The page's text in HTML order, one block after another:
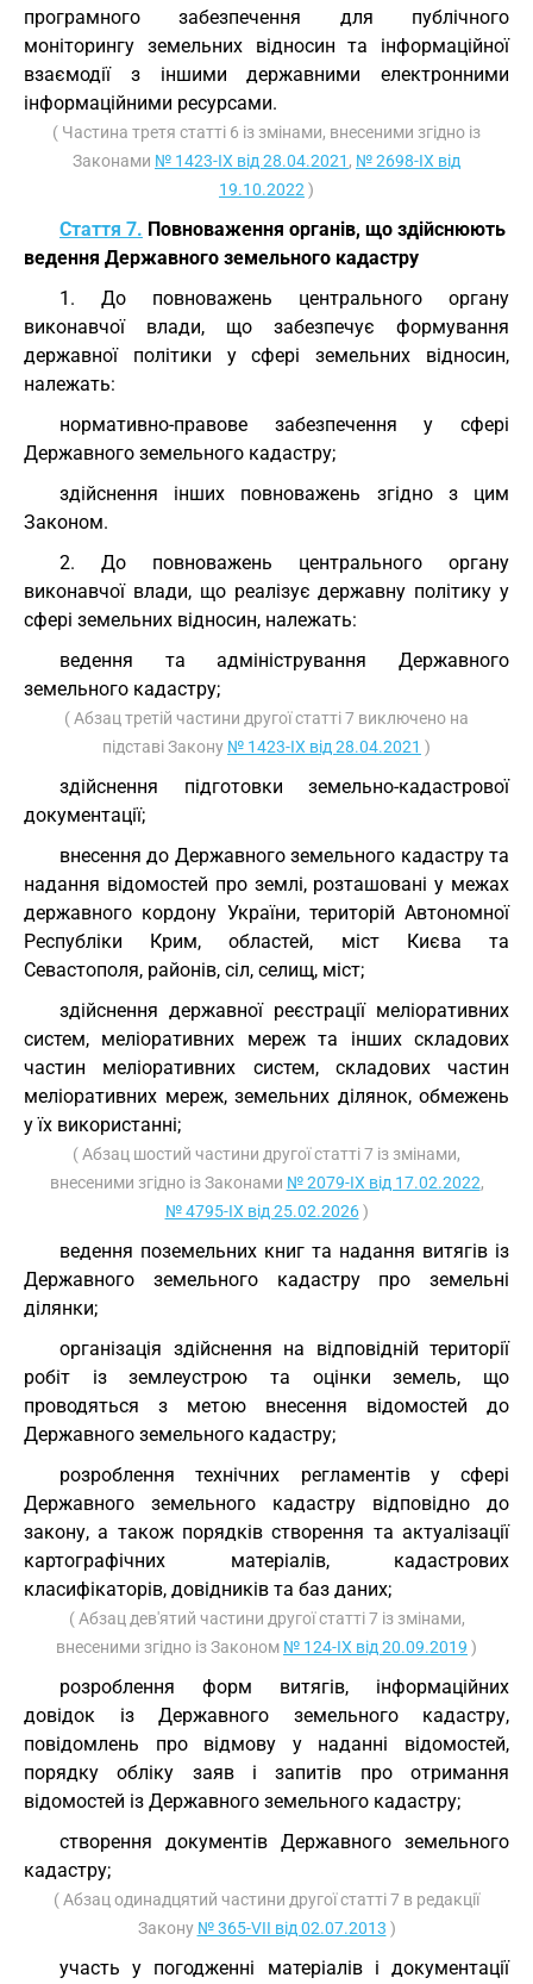
програмного забезпечення для публічного
моніторингу земельних відносин та інформаційної
взаємодії з іншими державними електронними
інформаційними ресурсами.
( Частина третя статті 6 із змінами, внесеними згідно із
Законами № 1423-IX від 28.04.2021 , № 2698-IX від
19.10.2022 )
Стаття 7. Повноваження органів, що здійснюють
ведення Державного земельного кадастру
1. До повноважень центрального органу
виконавчої влади, що забезпечує формування
державної політики у сфері земельних відносин,
належать:
нормативно-правове забезпечення у сфері
Державного земельного кадастру;
здійснення інших повноважень згідно з цим
Законом.
2. До повноважень центрального органу
виконавчої влади, що реалізує державну політику у
сфері земельних відносин, належать:
ведення та адміністрування Державного
земельного кадастру;
( Абзац третій частини другої статті 7 виключено на
підставі Закону № 1423-IX від 28.04.2021 )
здійснення підготовки земельно-кадастрової
документації;
внесення до Державного земельного кадастру та
надання відомостей про землі, розташовані у межах
державного кордону України, територій Автономної
Республіки Крим, областей, міст Києва та
Севастополя, районів, сіл, селищ, міст;
здійснення державної реєстрації меліоративних
систем, меліоративних мереж та інших складових
частин меліоративних систем, складових частин
меліоративних мереж, земельних ділянок, обмежень
у їх використанні;
( Абзац шостий частини другої статті 7 із змінами,
внесеними згідно із Законами № 2079-IX від 17.02.2022,
№ 4795-IX від 25.02.2026)
ведення поземельних книг та надання витягів із
Державного земельного кадастру про земельні
ділянки;
організація здійснення на відповідній території
робіт із землеустрою та оцінки земель, що
проводяться з метою внесення відомостей до
Державного земельного кадастру;
розроблення технічних регламентів у сфері
Державного земельного кадастру відповідно до
закону, а також порядків створення та актуалізації
картографічних матеріалів, кадастрових
класифікаторів, довідників та баз даних;
( Абзац дев'ятий частини другої статті 7 із змінами,
внесеними згідно із Законом № 124-IX від 20.09.2019 )
розроблення форм витягів, інформаційних
довідок із Державного земельного кадастру,
повідомлень про відмову у наданні відомостей,
порядку обліку заяв і запитів про отримання
відомостей із Державного земельного кадастру;
створення документів Державного земельного
кадастру;
( Абзац одинадцятий частини другої статті 7 в редакції
Закону № 365-VII від 02.07.2013 )
участь у погодженні матеріалів і документації